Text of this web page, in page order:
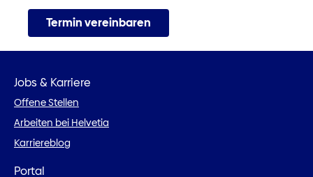
Termin vereinbaren
Jobs & Karriere
Offene Stellen
Arbeiten bei Helvetia
Karriereblog
Portal